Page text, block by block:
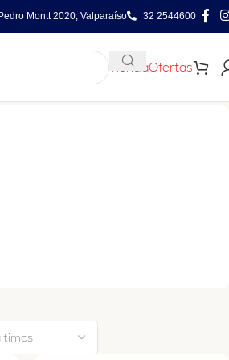
Montt 2020, Valparaíso 32 2544600
TiendaOfertas